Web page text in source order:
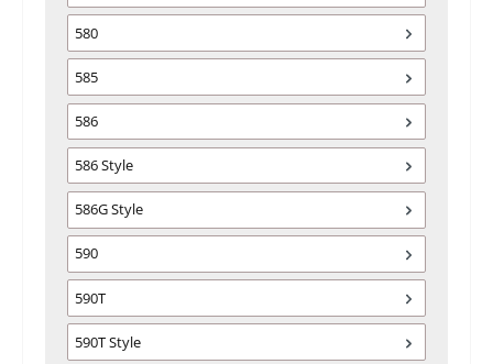
580
585
586
586 Style
586G Style
590
590T
590T Style